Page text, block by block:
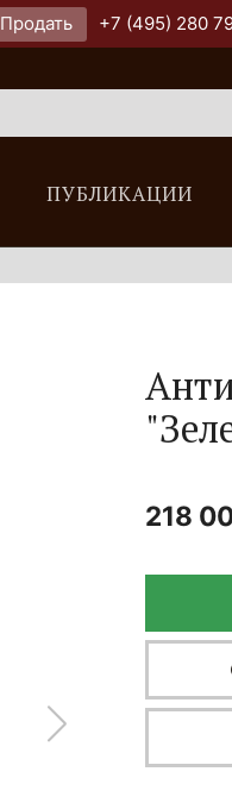
Продать +7 (495) 280
ПУБЛИКАЦИИ
218